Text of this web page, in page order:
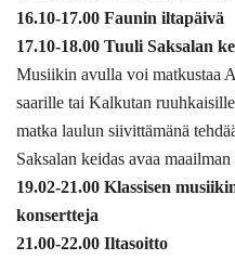
16.10-17.00 Faunin iltapäivä
17.10-18.00 Tuuli Saksalan
Musiikin avulla voi matkustaa
saarille tai Kalkutan
matka laulun siivittämänä
Saksalan keidas avaa
19.02-21.00 Klassisen
konsertteja
21.00-22.00 Iltasoitto